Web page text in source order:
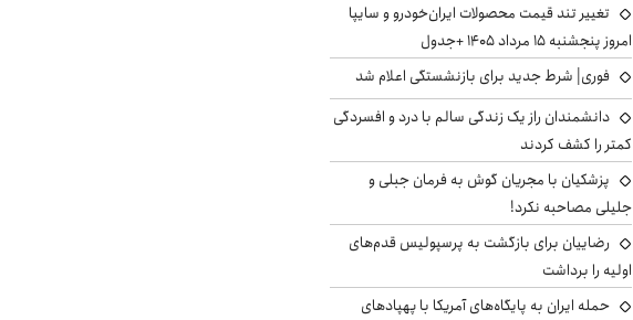
تغییر تند قیمت محصولات ایران‌خودرو و سایپا
امروز پنجشنبه ۱۵ مرداد ۱۴۰۵ +جدول
فوری| شرط جدید برای بازنشستگی اعلام شد
دانشمندان راز یک زندگی سالم با درد و افسردگی
کمتر را کشف کردند
پزشکیان با مجریان گوش به فرمان جبلی و
جلیلی مصاحبه نکرد!
رضاییان برای بازگشت به پرسپولیس قدم‌های
اولیه را برداشت
حمله ایران به پایگاه‌های آمریکا با پهپادهای